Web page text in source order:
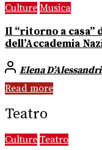
Culture Musica
Il “ritorno a casa”
dell’Accademia
Elena
Read more
Teatro
Culture Teatro